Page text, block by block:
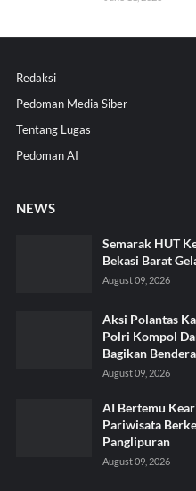
Redaksi
Pedoman Media Siber
Tentang Lugas
Pedoman AI
NEWS
Semarak HUT
Bekasi Barat
August 09, 2026
Aksi Polantas
Polri Kompol
Bagikan
August 09, 2026
AI Bertemu
Pariwisata
Panglipuran
August 09, 2026